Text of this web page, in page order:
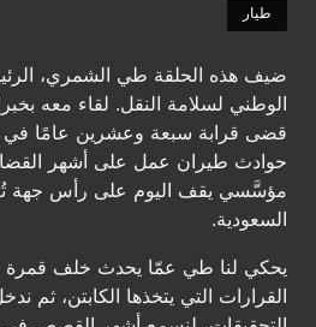
طيار
ضيف هذه الحلقة طي الشمري،
الوطني لسلامة النقل. لقاء معه
قضى قرابة سبعة وعشرين عامًا في
حوادث طيران عمل على أشهر
مؤسَّسي يقف اليوم على رأس جهة
السعودية.
يحكي لنا طي عمّا يحدث خلف قمرة
القرارات التي يتخذها الكابتن، ثم